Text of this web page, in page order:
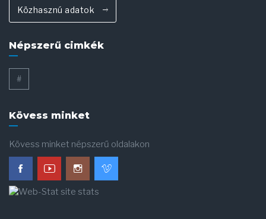
Közhasznú adatok
Népszerű cimkék
#
Kövess minket
Kövess minket népszerű oldalakon